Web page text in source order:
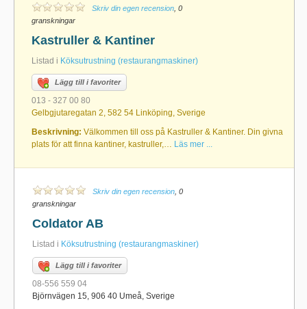
Skriv din egen recension , 0
granskningar
Kastruller & Kantiner
Listad i Köksutrustning (restaurangmaskiner)
Lägg till i favoriter
013 - 327 00 80
Gelbgjutaregatan 2, 582 54 Linköping, Sverige
Beskrivning: Välkommen till oss på Kastruller & Kantiner. Din givna
plats för att finna kantiner, kastruller,… Läs mer ...
Skriv din egen recension , 0
granskningar
Coldator AB
Listad i Köksutrustning (restaurangmaskiner)
Lägg till i favoriter
08-556 559 04
Björnvägen 15, 906 40 Umeå, Sverige